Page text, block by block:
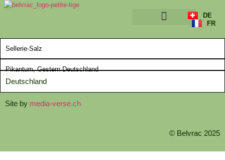
DE
FR
Sellerie-Salz
Pikantum, Gestern Deutschland
Deutschland
Site by media-verse.ch
© Belvrac 2025